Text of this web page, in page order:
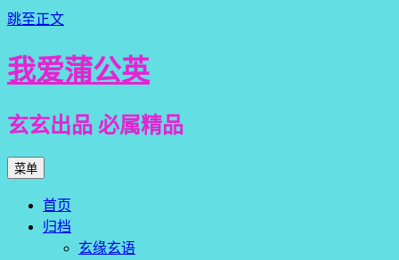
跳至正文
我爱蒲公英
玄玄出品 必属精品
菜单
首页
归档
玄缘玄语